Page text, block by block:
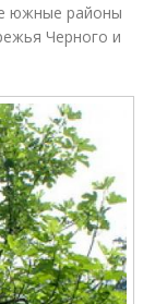
южные районы
Черного и